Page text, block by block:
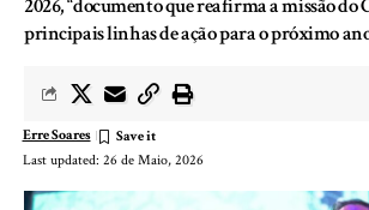
2026, “documento que reafirma a missão do
principais linhas de ação para o próximo
Last updated: 26 de Maio, 2026
Erre Soares